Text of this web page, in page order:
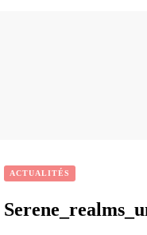
ACTUALITÉS